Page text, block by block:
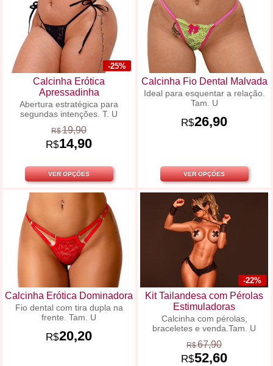
-25%
Calcinha Erótica
Apressadinha
Abertura estratégica para
segundas intenções. T. U
R$19,90
R$14,90
VER OPÇÕES
Calcinha Fio Dental Malvada
Ideal para esquentar a relação.
Tam. U
R$26,90
VER OPÇÕES
Calcinha Erótica Dominadora
Fio dental com tira dupla na
frente. Tam. U
R$20,20
-22%
Kit Tailandesa com Pérolas
Estimuladoras
Calcinha com pérolas,
braceletes e venda.Tam. U
R$67,90
R$52,60